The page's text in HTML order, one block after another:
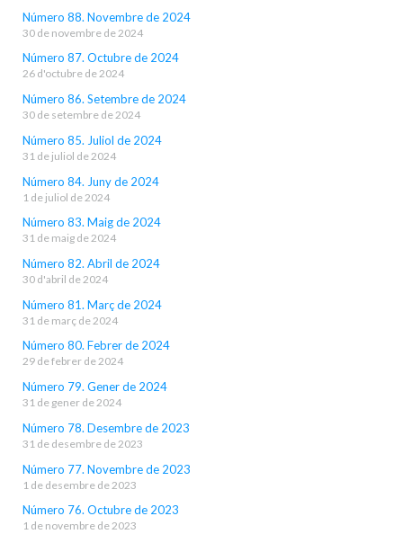
Número 88. Novembre de 2024
30 de novembre de 2024
Número 87. Octubre de 2024
26 d'octubre de 2024
Número 86. Setembre de 2024
30 de setembre de 2024
Número 85. Juliol de 2024
31 de juliol de 2024
Número 84. Juny de 2024
1 de juliol de 2024
Número 83. Maig de 2024
31 de maig de 2024
Número 82. Abril de 2024
30 d'abril de 2024
Número 81. Març de 2024
31 de març de 2024
Número 80. Febrer de 2024
29 de febrer de 2024
Número 79. Gener de 2024
31 de gener de 2024
Número 78. Desembre de 2023
31 de desembre de 2023
Número 77. Novembre de 2023
1 de desembre de 2023
Número 76. Octubre de 2023
1 de novembre de 2023